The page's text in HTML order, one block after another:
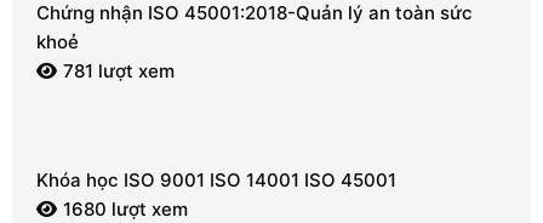
Chứng nhận ISO 45001:2018-Quản lý an toàn sức
khoẻ
781 lượt xem
Khóa học ISO 9001 ISO 14001 ISO 45001
1680 lượt xem